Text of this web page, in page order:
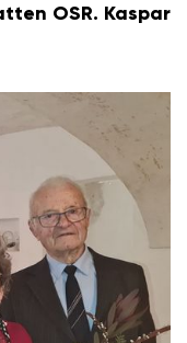
OSR. Kaspar